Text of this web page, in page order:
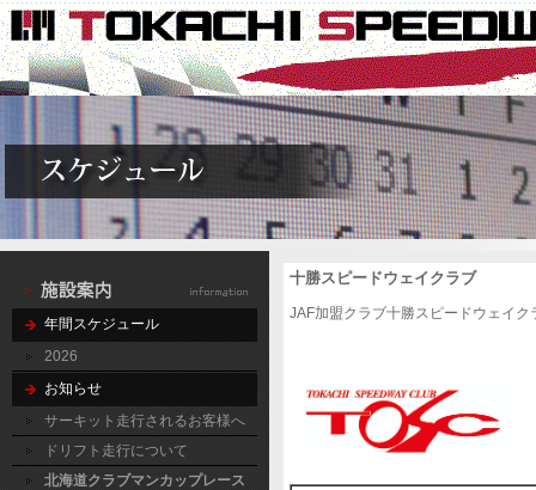
年間スケジュール
2026
お知らせ
サーキット走行されるお客様へ
ドリフト走行について
北海道クラブマンカップレース
十勝スピードウェイクラブ
JAF加盟クラブ十勝スピードウェイ